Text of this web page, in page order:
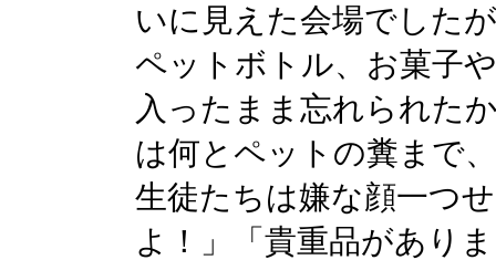
いに見えた会場でした
ペットボトル、お菓子
入ったまま忘れられた
は何とペットの糞まで
生徒たちは嫌な顔一つ
よ！」「貴重品があり